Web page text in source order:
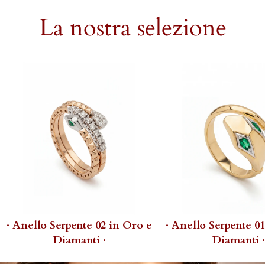
La nostra selezione
· Anello Serpente 02 in Oro e
Diamanti ·
· Anello Serpente
Diamanti ·